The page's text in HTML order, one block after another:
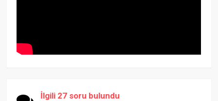
İlgili 27 soru bulundu